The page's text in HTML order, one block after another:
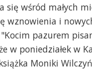
się wśród małych
wznowienia i
pazurem
w poniedziałek w
Moniki